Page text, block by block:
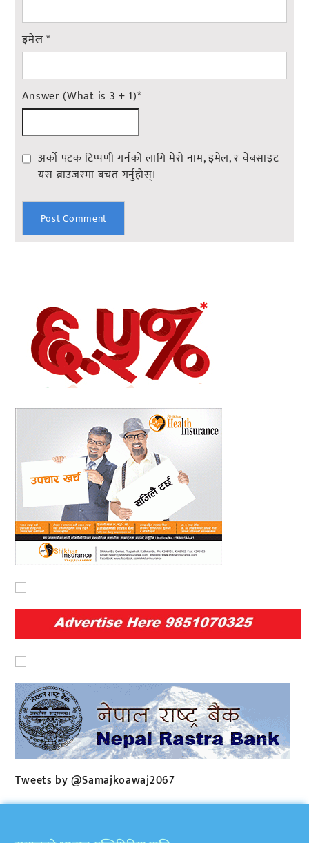
इमेल*
Answer (What is 3 + 1)*
अर्को पटक टिप्पणी गर्नको लागि मेरो नाम, इमेल, र वेबसाइट
यस ब्राउजरमा बचत गर्नुहोस्।
Tweets by @Samajkoawaj2067